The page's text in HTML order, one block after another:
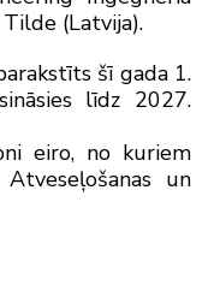
(Latvija).
šī gada 1.
līdz 2027.
eiro, no kuriem
un